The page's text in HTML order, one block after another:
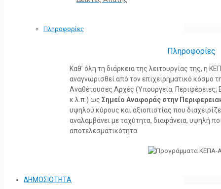
Πληροφορίες
Πληροφορίες
Καθ’ όλη τη διάρκεια της λειτουργίας της, η
αναγνωρισθεί από τον επιχειρηματικό κόσμο
Αναθέτουσες Αρχές (Υπουργεία, Περιφέρειες,
κ.λ.π.) ως Σημείο Αναφοράς στην
υψηλού κύρους και αξιοπιστίας που
αναλαμβάνει με ταχύτητα, διαφάνεια, υψηλή
αποτελεσματικότητα.
ΔΗΜΟΣΙΟΤΗΤΑ